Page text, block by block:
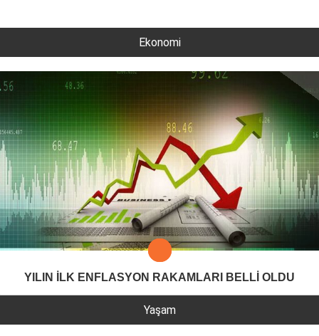
Ekonomi
YILIN İLK ENFLASYON RAKAMLARI BELLİ OLDU
Yaşam